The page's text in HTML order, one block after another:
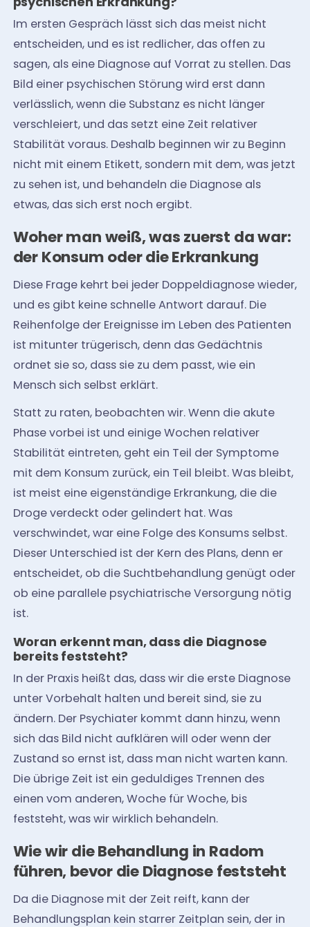
Im ersten Gespräch lässt sich das meist nicht
entscheiden, und es ist redlicher, das offen zu
sagen, als eine Diagnose auf Vorrat zu stellen. Das
Bild einer psychischen Störung wird erst dann
verlässlich, wenn die Substanz es nicht länger
verschleiert, und das setzt eine Zeit relativer
Stabilität voraus. Deshalb beginnen wir zu Beginn
nicht mit einem Etikett, sondern mit dem, was jetzt
zu sehen ist, und behandeln die Diagnose als
etwas, das sich erst noch ergibt.
Woher man weiß, was zuerst da war:
der Konsum oder die Erkrankung
Diese Frage kehrt bei jeder Doppeldiagnose wieder,
und es gibt keine schnelle Antwort darauf. Die
Reihenfolge der Ereignisse im Leben des Patienten
ist mitunter trügerisch, denn das Gedächtnis
ordnet sie so, dass sie zu dem passt, wie ein
Mensch sich selbst erklärt.
Statt zu raten, beobachten wir. Wenn die akute
Phase vorbei ist und einige Wochen relativer
Stabilität eintreten, geht ein Teil der Symptome
mit dem Konsum zurück, ein Teil bleibt. Was bleibt,
ist meist eine eigenständige Erkrankung, die die
Droge verdeckt oder gelindert hat. Was
verschwindet, war eine Folge des Konsums selbst.
Dieser Unterschied ist der Kern des Plans, denn er
entscheidet, ob die Suchtbehandlung genügt oder
ob eine parallele psychiatrische Versorgung nötig
ist.
Woran erkennt man, dass die Diagnose
bereits feststeht?
In der Praxis heißt das, dass wir die erste Diagnose
unter Vorbehalt halten und bereit sind, sie zu
ändern. Der Psychiater kommt dann hinzu, wenn
sich das Bild nicht aufklären will oder wenn der
Zustand so ernst ist, dass man nicht warten kann.
Die übrige Zeit ist ein geduldiges Trennen des
einen vom anderen, Woche für Woche, bis
feststeht, was wir wirklich behandeln.
Wie wir die Behandlung in Radom
führen, bevor die Diagnose feststeht
Da die Diagnose mit der Zeit reift, kann der
Behandlungsplan kein starrer Zeitplan sein, der in